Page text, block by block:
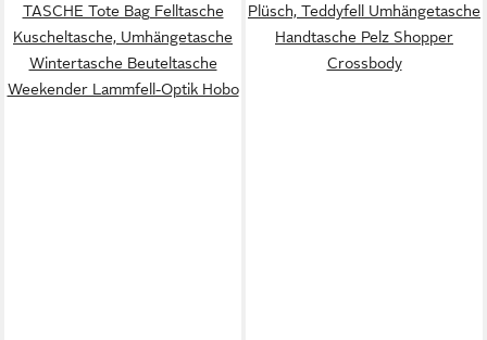
TASCHE Tote Bag Felltasche
Kuscheltasche, Umhängetasche
Wintertasche Beuteltasche
Weekender Lammfell-Optik Hobo
Plüsch, Teddyfell Umhängetasche
Handtasche Pelz Shopper
Crossbody